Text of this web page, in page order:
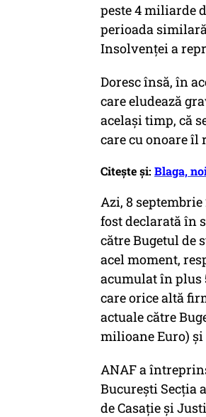
peste 4 miliarde
perioada
Insolvenței a
Doresc însă, în
care eludează
același timp, că
care cu onoare îl
Citește și: Blaga,
Azi, 8 septembrie
fost declarată în
către Bugetul de
acel moment,
acumulat în plus
care orice altă
actuale către
milioane Euro) și
ANAF a
București Secția
de Casație și